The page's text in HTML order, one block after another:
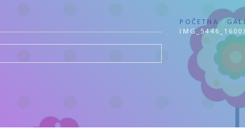
POČETNA